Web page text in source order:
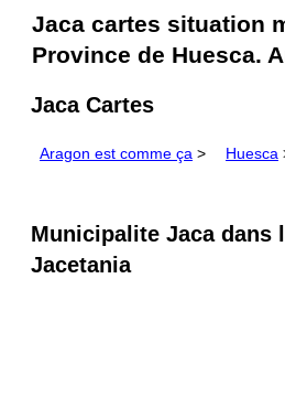
Jaca cartes situation
Province de Huesca.
Jaca Cartes
Aragon est comme ça > Huesca
Municipalite Jaca dans
Jacetania